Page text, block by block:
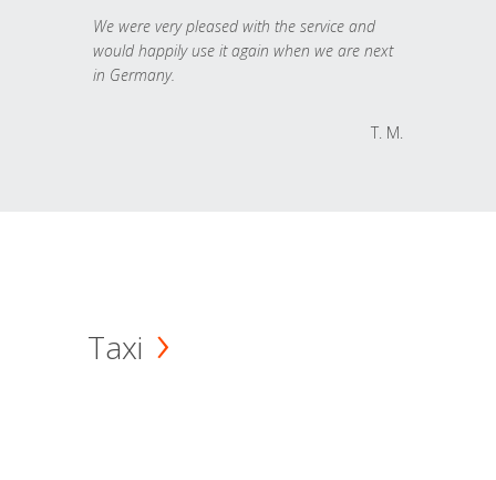
We were very pleased with the service and
would happily use it again when we are next
in Germany.
T. M.
Taxi